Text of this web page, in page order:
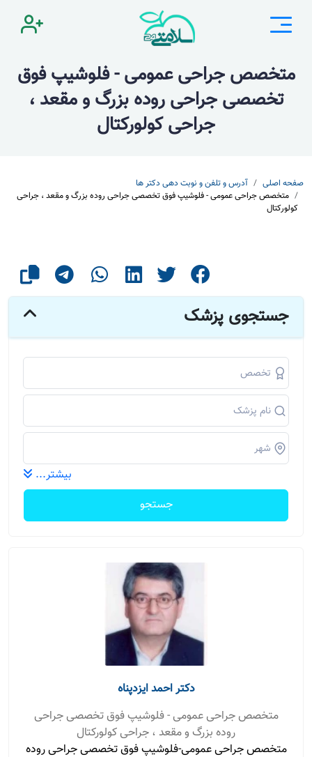
متخصص جراحی عمومی - فلوشیپ فوق
تخصصی جراحی روده بزرگ و مقعد ،
جراحی کولورکتال
صفحه اصلی
آدرس و تلفن و نوبت دهی دکتر ها
متخصص جراحی عمومی - فلوشیپ فوق تخصصی جراحی روده بزرگ و مقعد ، جراحی
کولورکتال
جستجوی پزشک
بیشتر...
جستجو
دکتر احمد ایزدپناه
متخصص جراحی عمومی - فلوشیپ فوق تخصصی جراحی
روده بزرگ و مقعد ، جراحی کولورکتال
متخصص جراحی عمومی-فلوشیپ فوق تخصصی جراحی روده